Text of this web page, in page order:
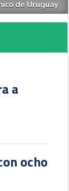
de Uruguay
a
ocho